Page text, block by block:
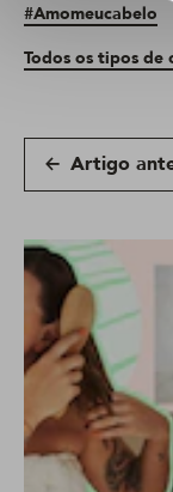
#Amomeucabelo
Todos os tipos de
Artigo